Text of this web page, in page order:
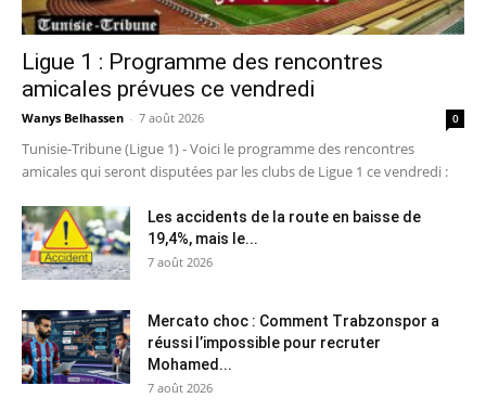
Ligue 1 : Programme des rencontres
amicales prévues ce vendredi
Wanys Belhassen - 7 août 2026 0
Tunisie-Tribune (Ligue 1) - Voici le programme des rencontres
amicales qui seront disputées par les clubs de Ligue 1 ce vendredi :
Les accidents de la route en baisse de
19,4%, mais le...
7 août 2026
Mercato choc : Comment Trabzonspor a
réussi l’impossible pour recruter
Mohamed...
7 août 2026